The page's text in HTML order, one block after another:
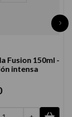
Fusion 150ml -
intensa